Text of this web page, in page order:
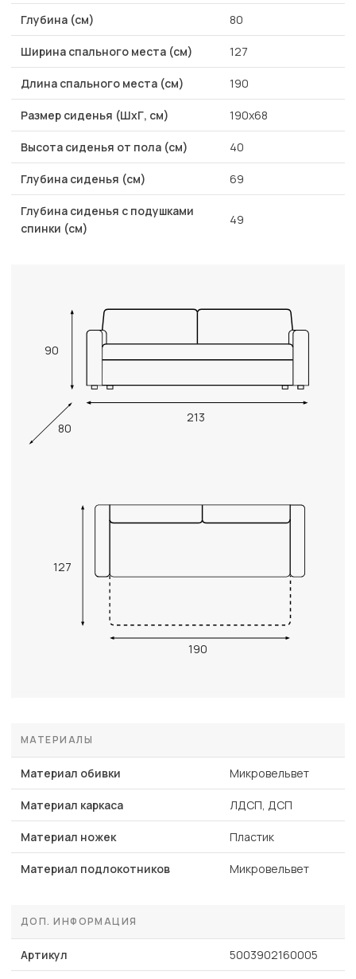
Глубина (см) 80
Ширина спального места (см) 127
Длина спального места (см) 190
Размер сиденья (ШхГ, см) 190x68
Высота сиденья от пола (см) 40
Глубина сиденья (см) 69
Глубина сиденья с подушками
спинки (см)
49
90
213
80
127
190
МАТЕРИАЛЫ
Материал обивки Микровельвет
Материал каркаса ЛДСП, ДСП
Материал ножек Пластик
Материал подлокотников Микровельвет
ДОП. ИНФОРМАЦИЯ
Артикул 5003902160005